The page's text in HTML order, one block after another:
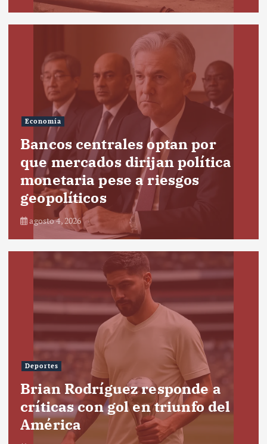
Economía
Bancos centrales optan por
que mercados dirijan política
monetaria pese a riesgos
geopolíticos
agosto 4, 2026
Deportes
Brian Rodríguez responde a
críticas con gol en triunfo del
América